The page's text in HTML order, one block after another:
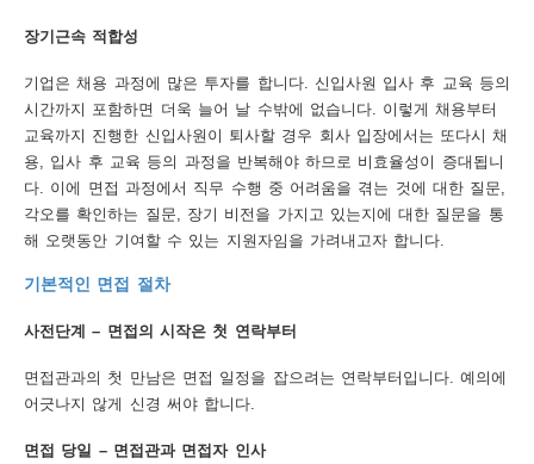
장기근속 적합성
기업은 채용 과정에 많은 투자를 합니다. 신입사원 입사 후 교육 등의
시간까지 포함하면 더욱 늘어 날 수밖에 없습니다. 이렇게 채용부터
교육까지 진행한 신입사원이 퇴사할 경우 회사 입장에서는 또다시 채
용, 입사 후 교육 등의 과정을 반복해야 하므로 비효율성이 증대됩니
다. 이에 면접 과정에서 직무 수행 중 어려움을 겪는 것에 대한 질문,
각오를 확인하는 질문, 장기 비전을 가지고 있는지에 대한 질문을 통
해 오랫동안 기여할 수 있는 지원자임을 가려내고자 합니다.
기본적인 면접 절차
사전단계 – 면접의 시작은 첫 연락부터
면접관과의 첫 만남은 면접 일정을 잡으려는 연락부터입니다. 예의에
어긋나지 않게 신경 써야 합니다.
면접 당일 – 면접관과 면접자 인사